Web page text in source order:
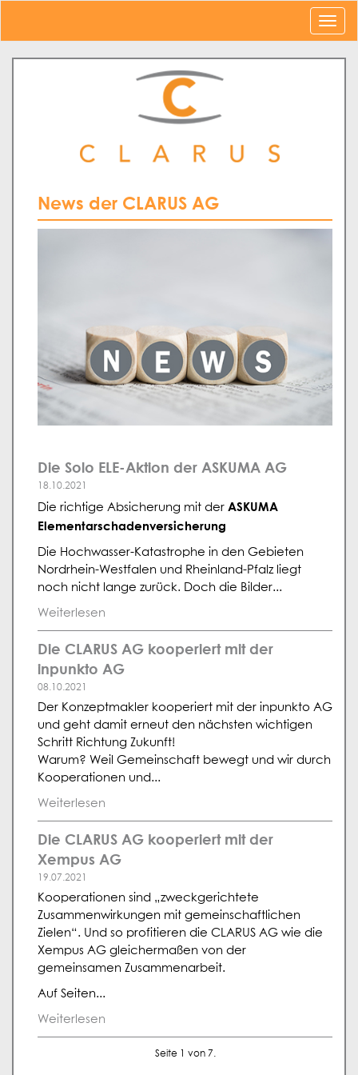
News der CLARUS AG
Die Solo ELE-Aktion der ASKUMA AG
18.10.2021
Die richtige Absicherung mit der ASKUMA
Elementarschadenversicherung
Die Hochwasser-Katastrophe in den Gebieten
Nordrhein-Westfalen und Rheinland-Pfalz liegt
noch nicht lange zurück. Doch die Bilder...
Weiterlesen
Die CLARUS AG kooperiert mit der
inpunkto AG
08.10.2021
Der Konzeptmakler kooperiert mit der inpunkto AG
und geht damit erneut den nächsten wichtigen
Schritt Richtung Zukunft!
Warum? Weil Gemeinschaft bewegt und wir durch
Kooperationen und...
Weiterlesen
Die CLARUS AG kooperiert mit der
Xempus AG
19.07.2021
Kooperationen sind „zweckgerichtete
Zusammenwirkungen mit gemeinschaftlichen
Zielen“. Und so profitieren die CLARUS AG wie die
Xempus AG gleichermaßen von der
gemeinsamen Zusammenarbeit.
Auf Seiten...
Weiterlesen
Seite 1 von 7.